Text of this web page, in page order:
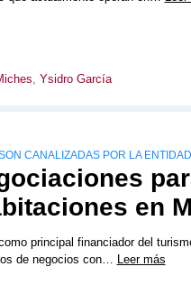
, Ysidro García
CANALIZADAS POR LA
en
principal financiador del
de negocios con… Leer más